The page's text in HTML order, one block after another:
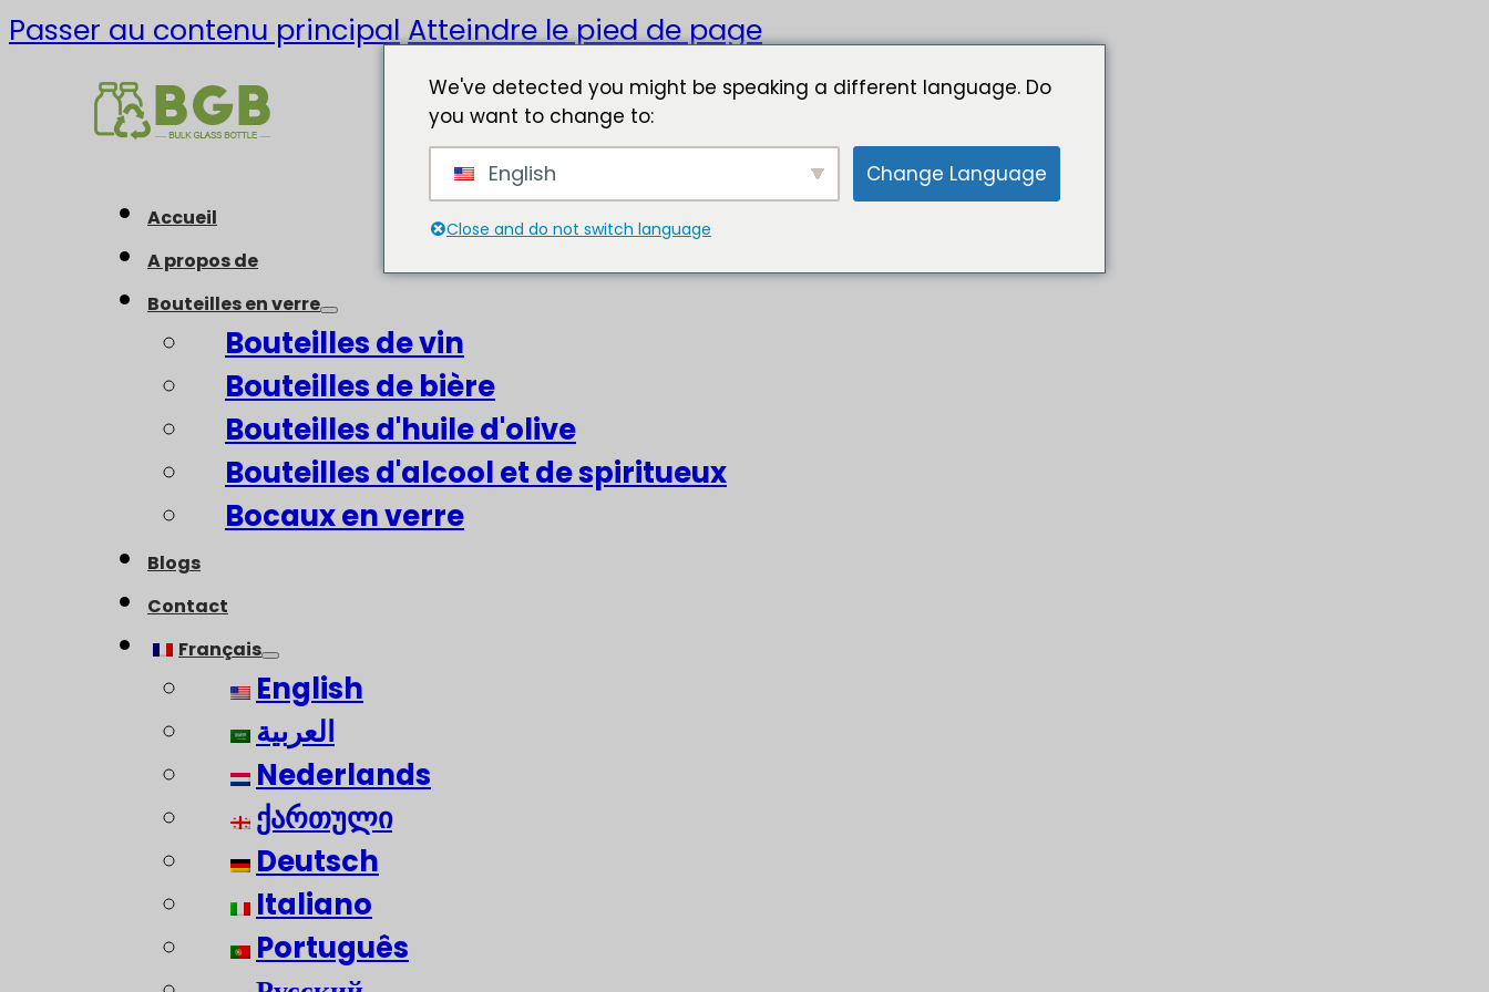
Passer au contenu principalAtteindre le pied de page
Accueil
A propos de
Bouteilles en verre
Bouteilles de vin
Bouteilles de bière
Bouteilles d'huile d'olive
Bouteilles d'alcool et de spiritueux
Bocaux en verre
Blogs
Contact
Français
English
العربية
Nederlands
ქართული
Deutsch
Italiano
Português
We've detected you might be speaking a different language. Do
you want to change to:
English Change Language
Close and do not switch language